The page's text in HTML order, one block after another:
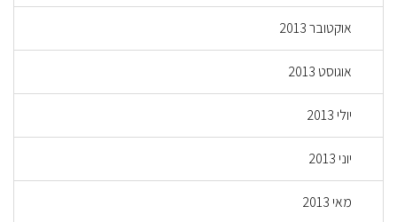
אוקטובר 2013
אוגוסט 2013
יולי 2013
יוני 2013
מאי 2013